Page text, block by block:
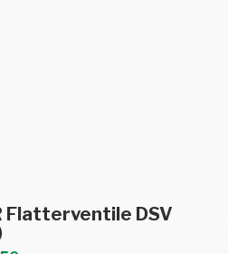
In den Warenkorb
Flatterventile DSV